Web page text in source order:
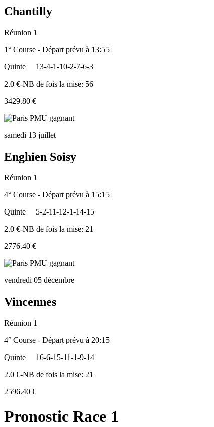
Chantilly
Réunion 1
1° Course - Départ prévu à 13:55
Quinte
13-4-1-10-2-7-6-3
2.0 €-NB de fois la mise: 56
3429.80 €
samedi 13 juillet
Enghien Soisy
Réunion 1
4° Course - Départ prévu à 15:15
Quinte
5-2-11-12-1-14-15
2.0 €-NB de fois la mise: 21
2776.40 €
vendredi 05 décembre
Vincennes
Réunion 1
4° Course - Départ prévu à 20:15
Quinte
16-6-15-11-1-9-14
2.0 €-NB de fois la mise: 21
2596.40 €
Pronostic Race 1